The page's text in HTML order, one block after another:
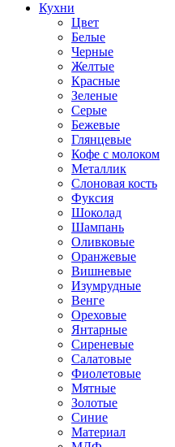
Кухни
Цвет
Белые
Черные
Желтые
Красные
Зеленые
Серые
Бежевые
Глянцевые
Кофе с молоком
Металлик
Слоновая кость
Фуксия
Шоколад
Шампань
Оливковые
Оранжевые
Вишневые
Изумрудные
Венге
Ореховые
Янтарные
Сиреневые
Салатовые
Фиолетовые
Мятные
Золотые
Синие
Материал